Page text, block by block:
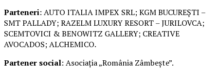
Parteneri: AUTO ITALIA IMPEX SRL; KGM BUCUREȘTI –
SMT PALLADY; RAZELM LUXURY RESORT – JURILOVCA;
SCEMTOVICI & BENOWITZ GALLERY; CREATIVE
AVOCADOS; ALCHEMICO.
Partener social: Asociația „România Zâmbește”.